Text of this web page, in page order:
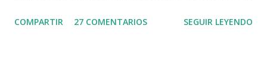
vus con respecto a otras producciones abundan, Élite me
COMPARTIR 27 COMENTARIOS SEGUIR LEYENDO